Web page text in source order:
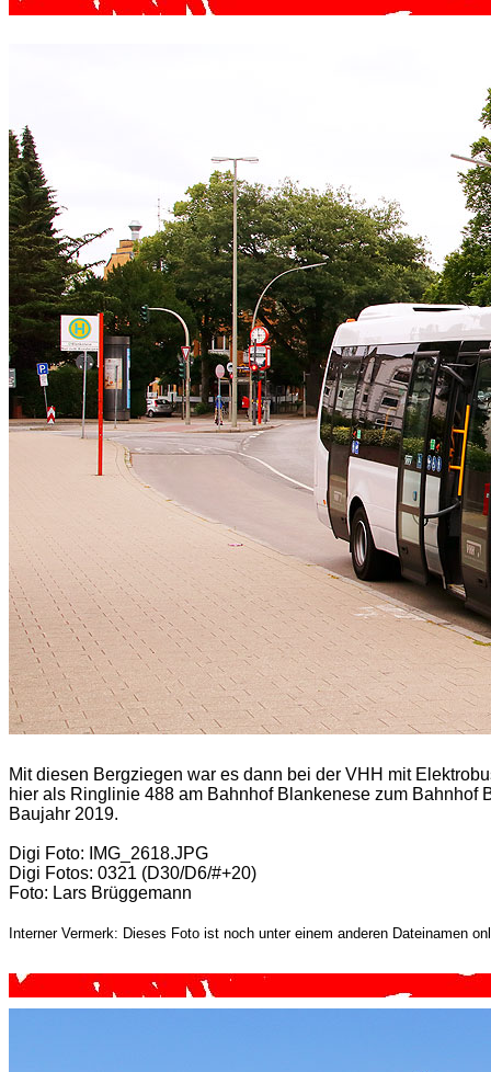
Mit diesen Bergziegen war es dann bei der VHH mit
hier als Ringlinie 488 am Bahnhof Blankenese zum Bahnhof
Baujahr 2019.
Digi Foto: IMG_2618.JPG
Digi Fotos: 0321 (D30/D6/#+20)
Foto: Lars Brüggemann
Interner Vermerk: Dieses Foto ist noch unter einem anderen Dateinamen